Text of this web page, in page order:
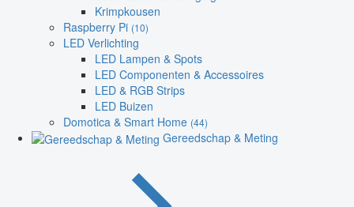
Krimpkousen
Raspberry Pi (10)
LED Verlichting
LED Lampen & Spots
LED Componenten & Accessoires
LED & RGB Strips
LED Buizen
Domotica & Smart Home (44)
Gereedschap & Meting